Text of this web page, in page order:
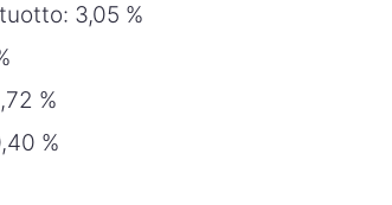
3,05 %
%
%